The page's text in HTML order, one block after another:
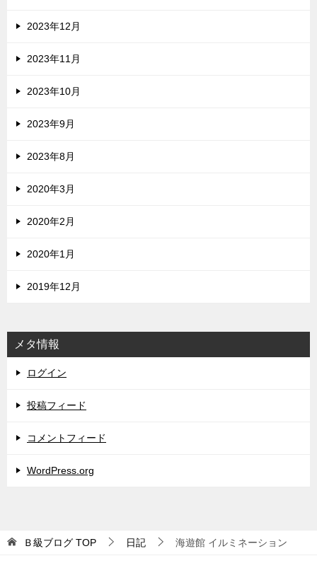
2023年12月
2023年11月
2023年10月
2023年9月
2023年8月
2020年3月
2020年2月
2020年1月
2019年12月
メタ情報
ログイン
投稿フィード
コメントフィード
WordPress.org
Ｂ級ブログ TOP 日記 海遊館 イルミネーション